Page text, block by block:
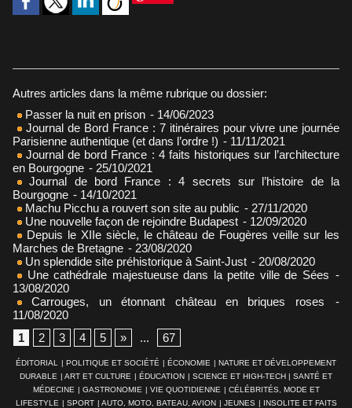
Autres articles dans la même rubrique ou dossier:
Passer la nuit en prison - 14/06/2023
Journal de Bord France : 7 itinéraires pour vivre une journée
Parisienne authentique (et dans l’ordre !) - 11/11/2021
Journal de bord France : 4 faits historiques sur l’architecture
en Bourgogne - 25/10/2021
Journal de bord France : 4 secrets sur l’histoire de la
Bourgogne - 14/10/2021
Machu Picchu a rouvert son site au public - 27/11/2020
Une nouvelle façon de rejoindre Budapest - 12/09/2020
Depuis le XIIe siècle, le château de Fougères veille sur les
Marches de Bretagne - 23/08/2020
Un splendide site préhistorique à Saint-Just - 20/08/2020
Une cathédrale majestueuse dans la petite ville de Sées -
13/08/2020
Carrouges, un étonnant château en briques roses
-
11/08/2020
1
2 3 4 5 » ... 67
ÉDITORIAL | POLITIQUE ET SOCIÉTÉ | ÉCONOMIE | NATURE ET DÉVELOPPEMENT
DURABLE | ART ET CULTURE | ÉDUCATION | SCIENCE ET HIGH-TECH | SANTÉ ET
MÉDECINE | GASTRONOMIE | VIE QUOTIDIENNE | CÉLÉBRITÉS, MODE ET
LIFESTYLE | SPORT | AUTO, MOTO, BATEAU, AVION | JEUNES | INSOLITE ET FAITS